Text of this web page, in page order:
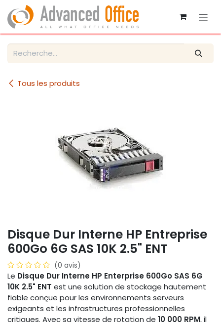
Se rendre au contenu
Tous les produits
Disque Dur Interne HP Entreprise
600Go 6G SAS 10K 2.5" ENT
(0 avis)
Le Disque Dur Interne HP Enterprise 600Go SAS 6G
10K 2.5" ENT est une solution de stockage hautement
fiable conçue pour les environnements serveurs
exigeants et les infrastructures professionnelles
critiques. Avec sa vitesse de rotation de 10 000 RPM, il